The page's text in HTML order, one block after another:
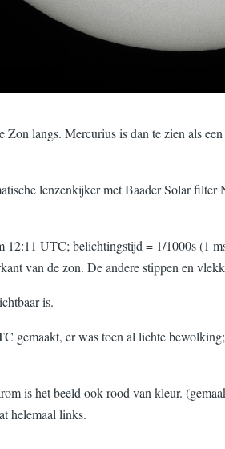
langs. Mercurius is dan te zien als
lenzenkijker met Baader Solar filter
12:11 UTC; belichtingstijd = 1/1000s (1
van de zon. De andere stippen en
is.
gemaakt, er was toen al lichte
is het beeld ook rood van kleur.
helemaal links.